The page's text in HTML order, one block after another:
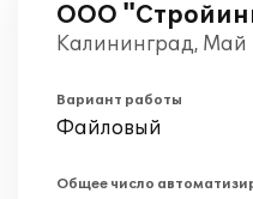
ООО
Калининград, Май
Вариант работы
Файловый
Общее число